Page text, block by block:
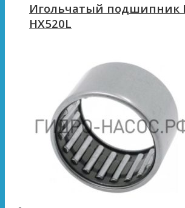
Игольчатый подшипник
HX520L